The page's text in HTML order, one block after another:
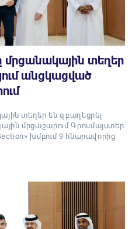
տեղեր
անցկացված
տեղեր են զբաղեցրել
մրցաշարում Գրոսմայստեր
խմբում 9 հնարավորից